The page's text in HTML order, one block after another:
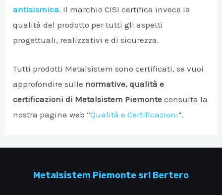
antisismica. Il marchio CISI certifica invece la
qualità del prodotto per tutti gli aspetti
progettuali, realizzativi e di sicurezza.
Tutti prodotti Metalsistem sono certificati, se vuoi
approfondire sulle normative, qualità e
certificazioni di Metalsistem Piemonte consulta la
nostra pagina web “Qualità e Certificazioni“.
Metalsistem Piemonte srl Bertero